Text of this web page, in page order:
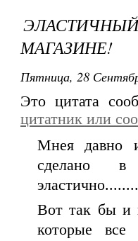
МАГАЗИНЕ!
Пятница, 28
Это цитата
цитатник или
Мнея давно
сделано
Вот так бы и
которые все